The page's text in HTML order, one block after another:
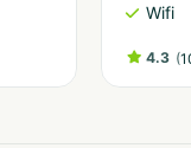
Wifi
4.3 (